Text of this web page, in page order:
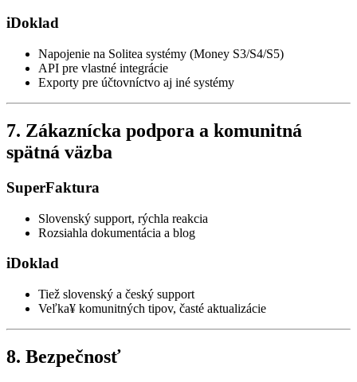
iDoklad
Napojenie na Solitea systémy (Money S3/S4/S5)
API pre vlastné integrácie
Exporty pre účtovníctvo aj iné systémy
7. Zákaznícka podpora a komunitná
spätná väzba
SuperFaktura
Slovenský support, rýchla reakcia
Rozsiahla dokumentácia a blog
iDoklad
Tiež slovenský a český support
Veľka¥ komunitných tipov, časté aktualizácie
8. Bezpečnosť